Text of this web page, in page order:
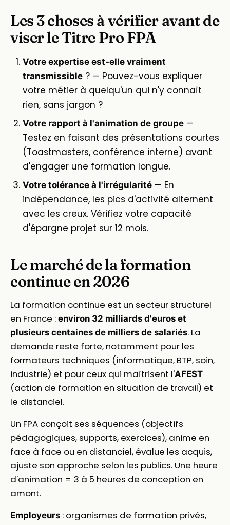
Les 3 choses à vérifier avant de
viser le Titre Pro FPA
Votre expertise est-elle vraiment
transmissible ? — Pouvez-vous expliquer
votre métier à quelqu'un qui n'y connaît
rien, sans jargon ?
Votre rapport à l'animation de groupe —
Testez en faisant des présentations courtes
(Toastmasters, conférence interne) avant
d'engager une formation longue.
Votre tolérance à l'irrégularité — En
indépendance, les pics d'activité alternent
avec les creux. Vérifiez votre capacité
d'épargne projet sur 12 mois.
Le marché de la formation
continue en 2026
La formation continue est un secteur structurel
en France : environ 32 milliards d'euros et
plusieurs centaines de milliers de salariés. La
demande reste forte, notamment pour les
formateurs techniques (informatique, BTP, soin,
industrie) et pour ceux qui maîtrisent l'AFEST
(action de formation en situation de travail) et
le distanciel.
Un FPA conçoit ses séquences (objectifs
pédagogiques, supports, exercices), anime en
face à face ou en distanciel, évalue les acquis,
ajuste son approche selon les publics. Une heure
d'animation = 3 à 5 heures de conception en
amont.
Employeurs : organismes de formation privés,